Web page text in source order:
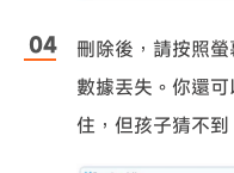
刪除後，請按照
數據丟失。你還
住，但孩子猜不到